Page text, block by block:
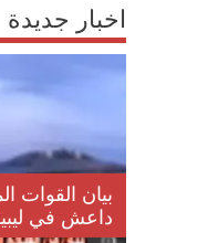
اخبار جديدة
بيان القوات
داعش في